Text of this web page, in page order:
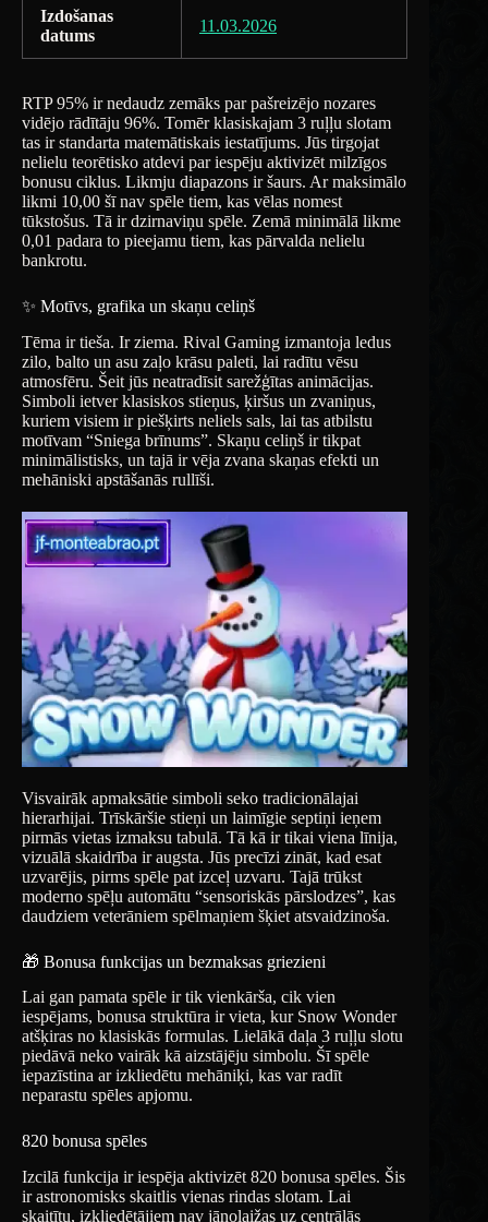
Izdošanas
datums
11.03.2026
RTP 95% ir nedaudz zemāks par pašreizējo nozares
vidējo rādītāju 96%. Tomēr klasiskajam 3 ruļļu slotam
tas ir standarta matemātiskais iestatījums. Jūs tirgojat
nelielu teorētisko atdevi par iespēju aktivizēt milzīgos
bonusu ciklus. Likmju diapazons ir šaurs. Ar maksimālo
likmi 10,00 šī nav spēle tiem, kas vēlas nomest
tūkstošus. Tā ir dzirnaviņu spēle. Zemā minimālā likme
0,01 padara to pieejamu tiem, kas pārvalda nelielu
bankrotu.
✨ Motīvs, grafika un skaņu celiņš
Tēma ir tieša. Ir ziema. Rival Gaming izmantoja ledus
zilo, balto un asu zaļo krāsu paleti, lai radītu vēsu
atmosfēru. Šeit jūs neatradīsit sarežģītas animācijas.
Simboli ietver klasiskos stieņus, ķiršus un zvaniņus,
kuriem visiem ir piešķirts neliels sals, lai tas atbilstu
motīvam “Sniega brīnums”. Skaņu celiņš ir tikpat
minimālistisks, un tajā ir vēja zvana skaņas efekti un
mehāniski apstāšanās rullīši.
Visvairāk apmaksātie simboli seko tradicionālajai
hierarhijai. Trīskāršie stieņi un laimīgie septiņi ieņem
pirmās vietas izmaksu tabulā. Tā kā ir tikai viena līnija,
vizuālā skaidrība ir augsta. Jūs precīzi zināt, kad esat
uzvarējis, pirms spēle pat izceļ uzvaru. Tajā trūkst
moderno spēļu automātu “sensoriskās pārslodzes”, kas
daudziem veterāniem spēlmaņiem šķiet atsvaidzinoša.
🎁 Bonusa funkcijas un bezmaksas griezieni
Lai gan pamata spēle ir tik vienkārša, cik vien
iespējams, bonusa struktūra ir vieta, kur Snow Wonder
atšķiras no klasiskās formulas. Lielākā daļa 3 ruļļu slotu
piedāvā neko vairāk kā aizstājēju simbolu. Šī spēle
iepazīstina ar izkliedētu mehāniķi, kas var radīt
neparastu spēles apjomu.
820 bonusa spēles
Izcilā funkcija ir iespēja aktivizēt 820 bonusa spēles. Šis
ir astronomisks skaitlis vienas rindas slotam. Lai
skaitītu, izkliedētājiem nav jānolaižas uz centrālās